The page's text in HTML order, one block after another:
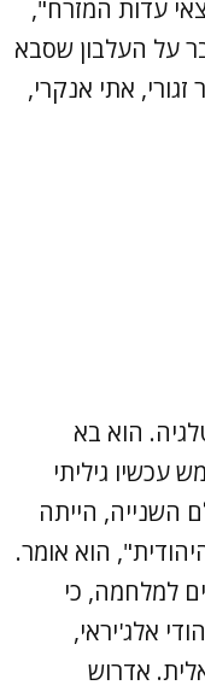
עדות המזרח",
על העלבון שסבא
אתי אנקרי,
הוא בא
עכשיו גיליתי
השנייה, הייתה
הוא אומר.
למלחמה, כי
אלג'יראי,
אדרוש